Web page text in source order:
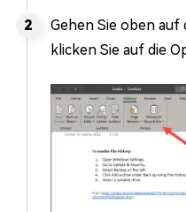
Gehen Sie oben auf
klicken Sie auf die